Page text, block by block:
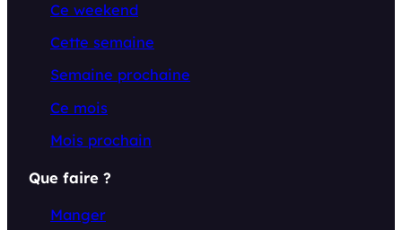
Ce weekend
Cette semaine
Semaine prochaine
Ce mois
Mois prochain
Que faire ?
Manger